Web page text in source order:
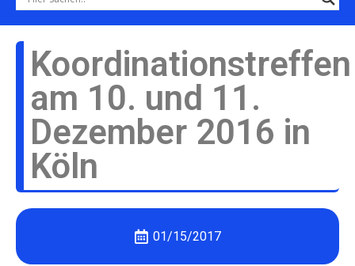
Koordinationstreffen
am 10. und 11.
Dezember 2016 in
Köln
01/15/2017